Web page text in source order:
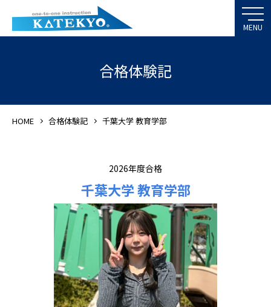
合格体験記
HOME 合格体験記 千葉大学 教育学部
2026年度合格
千葉大学 教育学部